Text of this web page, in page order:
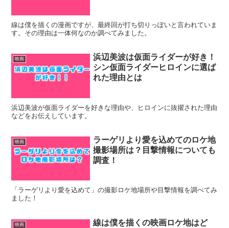
線は僕を描くの漫画ですが、最終回が打ち切りっぽいと言われていま
す。その理由は一体何なのか調べてみました。
映画
浜辺美波は仮面ライダーが好き！
シン仮面ライダーヒロインに選ば
れた理由とは
浜辺美波が仮面ライダーを好きな理由や、ヒロインに抜擢された理由
などをお伝えしています。
映画
ラーゲリより愛を込めてのロケ地
撮影場所は？目撃情報についても
調査！
「ラーゲリより愛を込めて」の撮影ロケ地場所や目撃情報を調べてみ
ました！
映画
線は僕を描くの映画ロケ地はど